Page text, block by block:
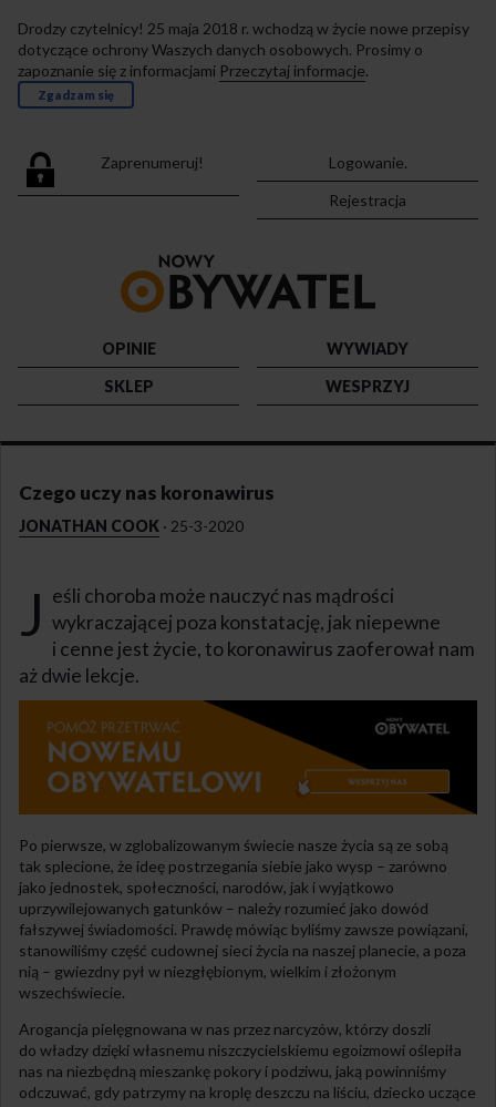
Drodzy czytelnicy! 25 maja 2018 r. wchodzą w życie nowe przepisy
dotyczące ochrony Waszych danych osobowych. Prosimy o
zapoznanie się z informacjami Przeczytaj informacje.
Zgadzam się
Zaprenumeruj!
Logowanie.
Rejestracja
strony
OPINIE
WYWIADY
SKLEP
WESPRZYJ
Czego uczy nas koronawirus
JONATHAN COOK · 25-3-2020
J eśli choroba może nauczyć nas mądrości
wykraczającej poza konstatację, jak niepewne
i cenne jest życie, to koronawirus zaoferował nam
aż dwie lekcje.
Po pierwsze, w zglobalizowanym świecie nasze życia są ze sobą
tak splecione, że ideę postrzegania siebie jako wysp – zarówno
jako jednostek, społeczności, narodów, jak i wyjątkowo
uprzywilejowanych gatunków – należy rozumieć jako dowód
fałszywej świadomości. Prawdę mówiąc byliśmy zawsze powiązani,
stanowiliśmy część cudownej sieci życia na naszej planecie, a poza
nią – gwiezdny pył w niezgłębionym, wielkim i złożonym
wszechświecie.
Arogancja pielęgnowana w nas przez narcyzów, którzy doszli
do władzy dzięki własnemu niszczycielskiemu egoizmowi oślepiła
nas na niezbędną mieszankę pokory i podziwu, jaką powinniśmy
odczuwać, gdy patrzymy na kroplę deszczu na liściu, dziecko uczące